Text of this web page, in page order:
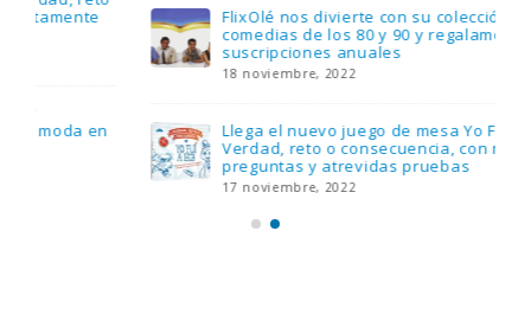
FlixOlé nos divierte con su colección de
comedias de los 80 y 90 y regalamos tres
suscripciones anuales
18 noviembre, 2022
Llega el nuevo juego de mesa Yo Fui a EGB:
Verdad, reto o consecuencia, con más
preguntas y atrevidas pruebas
17 noviembre, 2022